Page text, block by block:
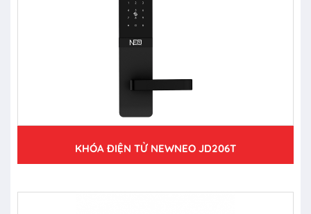
KHÓA ĐIỆN TỬ NEWNEO JD206T